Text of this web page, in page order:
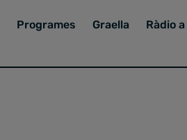
Programes Graella Ràdio